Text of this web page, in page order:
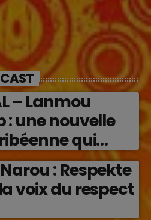
– Lanmou
: une nouvelle
qui
les émotions
(2026)
: Respekte
voix du respect